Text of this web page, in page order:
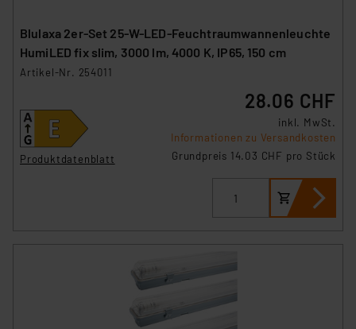
Blulaxa 2er-Set 25-W-LED-Feuchtraumwannenleuchte
HumiLED fix slim, 3000 lm, 4000 K, IP65, 150 cm
Artikel-Nr. 254011
Produktdatenblatt
28.06 CHF
inkl. MwSt.
Informationen zu Versandkosten
Grundpreis 14.03 CHF pro Stück